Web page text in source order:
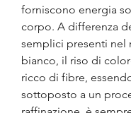
forniscono energia
corpo. A differenza
semplici presenti nel
bianco, il riso di
ricco di fibre,
sottoposto a un